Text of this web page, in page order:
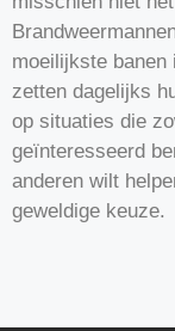
moeilijkste banen
zetten dagelijks
op situaties die
geïnteresseerd
anderen wilt
geweldige keuze.